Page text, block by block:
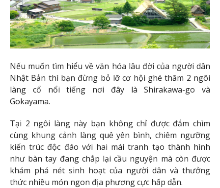
Nếu muốn tìm hiểu về văn hóa lâu đời của người dân
Nhật Bản thì bạn đừng bỏ lỡ cơ hội ghé thăm 2 ngôi
làng cổ nổi tiếng nơi đây là Shirakawa-go và
Gokayama.
Tại 2 ngôi làng này bạn không chỉ được đắm chìm
cùng khung cảnh làng quê yên bình, chiêm ngưỡng
kiến trúc độc đáo với hai mái tranh tạo thành hình
như bàn tay đang chắp lại cầu nguyện mà còn được
khám phá nét sinh hoạt của người dân và thưởng
thức nhiều món ngon địa phương cực hấp dẫn.